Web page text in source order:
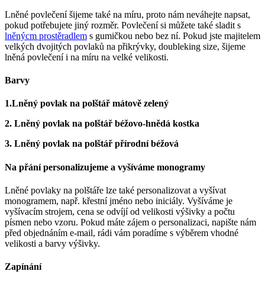
Lněné povlečení šijeme také na míru, proto nám neváhejte napsat,
pokud potřebujete jiný rozměr. Povlečení si můžete také sladit s
lněnýcm prostěradlem s gumičkou nebo bez ní. Pokud jste majitelem
velkých dvojitých povlaků na přikrývky, doubleking size, šijeme
lněná povlečení i na míru na velké velikosti.
Barvy
1.Lněný povlak na polštář mátově zelený
2. Lněný povlak na polštář béžovo-hnědá kostka
3. Lněný povlak na polštář přírodní béžová
Na přání personalizujeme a vyšíváme monogramy
Lněné povlaky na polštáře lze také personalizovat a vyšívat
monogramem, např. křestní jméno nebo iniciály. Vyšíváme je
vyšívacím strojem, cena se odvíjí od velikosti výšivky a počtu
písmen nebo vzoru. Pokud máte zájem o personalizaci, napište nám
před objednáním e-mail, rádi vám poradíme s výběrem vhodné
velikosti a barvy výšivky.
Zapínání